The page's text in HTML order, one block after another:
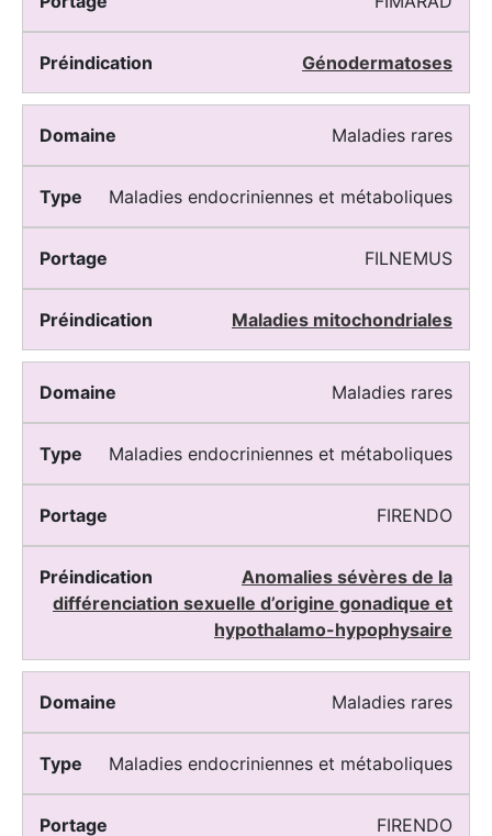
Génodermatoses
Maladies rares
Maladies endocriniennes et métaboliques
FILNEMUS
Maladies mitochondriales
Maladies rares
Maladies endocriniennes et métaboliques
FIRENDO
Anomalies sévères de la
différenciation sexuelle d’origine gonadique et
hypothalamo-hypophysaire
Maladies rares
Maladies endocriniennes et métaboliques
FIRENDO